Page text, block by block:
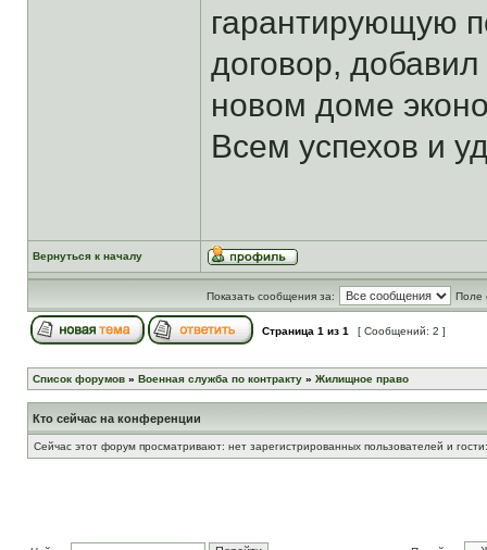
гарантирующую
договор,
новом доме
Всем успехов и
Вернуться к началу
Показать сообщения за: Поле
Страница 1 из 1 [ Сообщений: 2 ]
Список форумов » Военная служба по контракту » Жилищное право
Кто сейчас на конференции
Сейчас этот форум просматривают: нет зарегистрированных пользователей и